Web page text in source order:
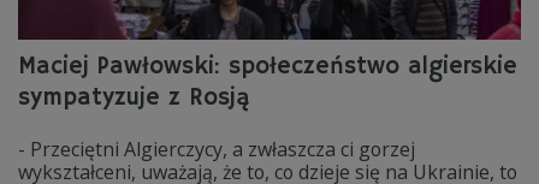
Maciej Pawłowski: społeczeństwo algierskie
sympatyzuje z Rosją
- Przeciętni Algierczycy, a zwłaszcza ci gorzej
wykształceni, uważają, że to, co dzieje się na Ukrainie, to